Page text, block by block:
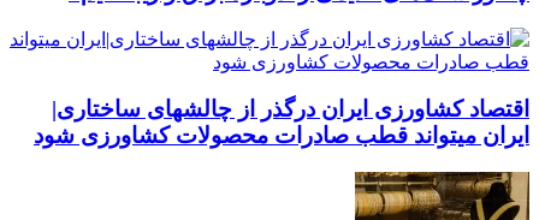
اقتصاد کشاورزی ایران درگذر از چالشهای ساختاری|
ایران میتواند قطب صادرات محصولات کشاورزی شود